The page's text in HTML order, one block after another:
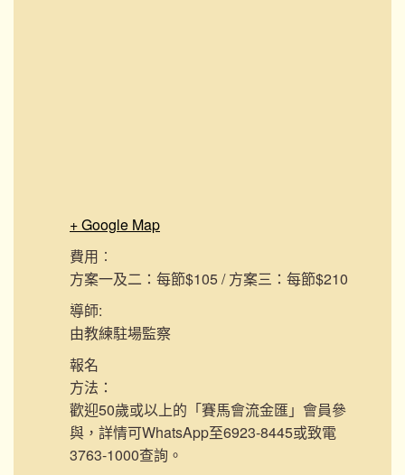
+ Google Map
費用︰
方案一及二：每節$105 / 方案三：每節$210
導師:
由教練駐場監察
報名
方法：
歡迎50歲或以上的「賽馬會流金匯」會員參
與，詳情可WhatsApp至6923-8445或致電
3763-1000查詢。